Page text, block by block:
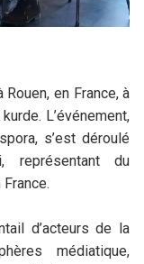
en France, à
L’événement,
s’est déroulé
représentant du
d’acteurs de la
médiatique,